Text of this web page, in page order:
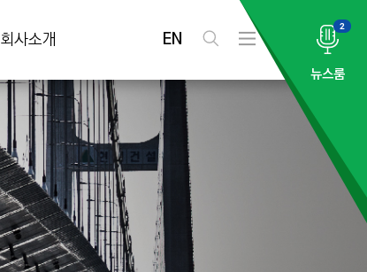
회사소개 EN
검
전
메
2
뉴스룸